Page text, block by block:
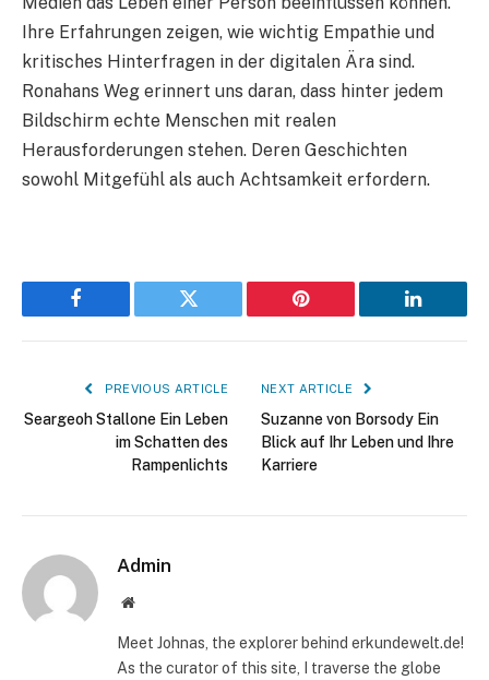
Ihre Erfahrungen zeigen, wie wichtig Empathie und
kritisches Hinterfragen in der digitalen Ära sind.
Ronahans Weg erinnert uns daran, dass hinter jedem
Bildschirm echte Menschen mit realen
Herausforderungen stehen. Deren Geschichten
sowohl Mitgefühl als auch Achtsamkeit erfordern.
Facebook Twitter Pinterest LinkedIn
PREVIOUS ARTICLE
Seargeoh Stallone Ein Leben
im Schatten des
Rampenlichts
NEXT ARTICLE
Suzanne von Borsody Ein
Blick auf Ihr Leben und Ihre
Karriere
Admin
Website
Meet Johnas, the explorer behind erkundewelt.de!
As the curator of this site, I traverse the globe